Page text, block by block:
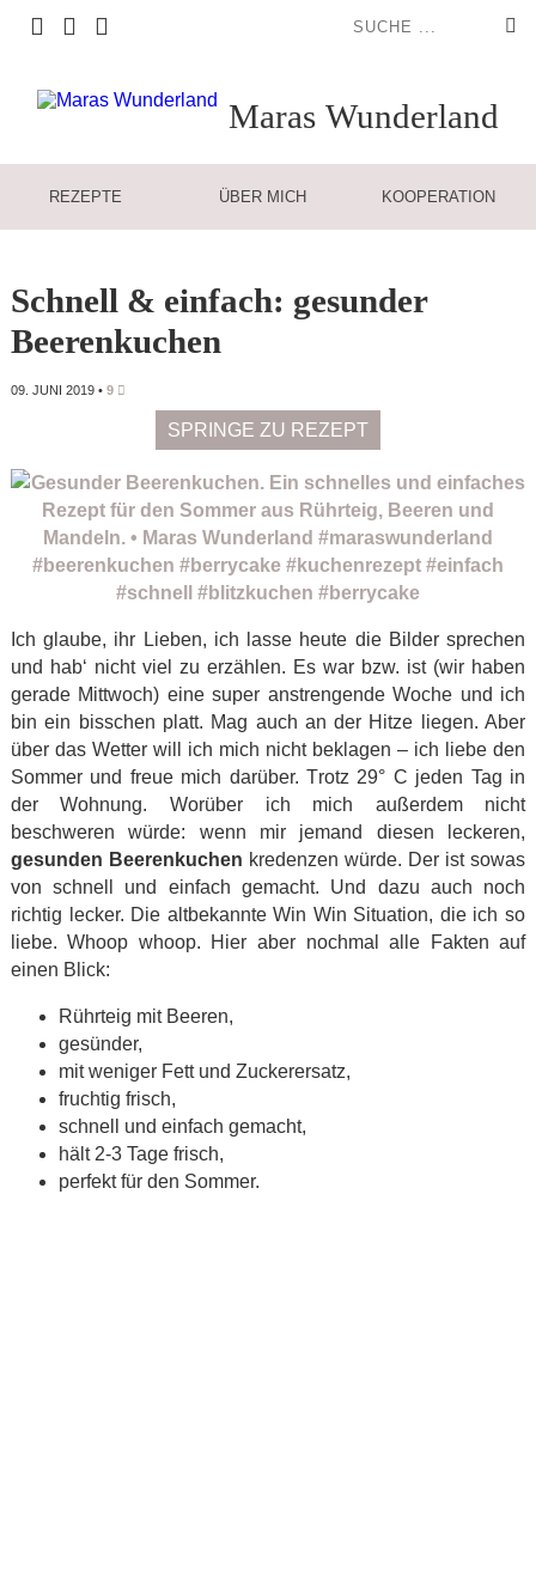
Maras Wunderland
REZEPTE ÜBER MICH KOOPERATION
Schnell & einfach: gesunder
Beerenkuchen
09. JUNI 2019• 9
SPRINGE ZU REZEPT
Ich glaube, ihr Lieben, ich lasse heute die Bilder sprechen
und hab‘ nicht viel zu erzählen. Es war bzw. ist (wir haben
gerade Mittwoch) eine super anstrengende Woche und ich
bin ein bisschen platt. Mag auch an der Hitze liegen. Aber
über das Wetter will ich mich nicht beklagen – ich liebe den
Sommer und freue mich darüber. Trotz 29° C jeden Tag in
der Wohnung. Worüber ich mich außerdem nicht
beschweren würde: wenn mir jemand diesen leckeren,
gesunden Beerenkuchen kredenzen würde. Der ist sowas
von schnell und einfach gemacht. Und dazu auch noch
richtig lecker. Die altbekannte Win Win Situation, die ich so
liebe. Whoop whoop. Hier aber nochmal alle Fakten auf
einen Blick:
Rührteig mit Beeren,
gesünder,
mit weniger Fett und Zuckerersatz,
fruchtig frisch,
schnell und einfach gemacht,
hält 2-3 Tage frisch,
perfekt für den Sommer.